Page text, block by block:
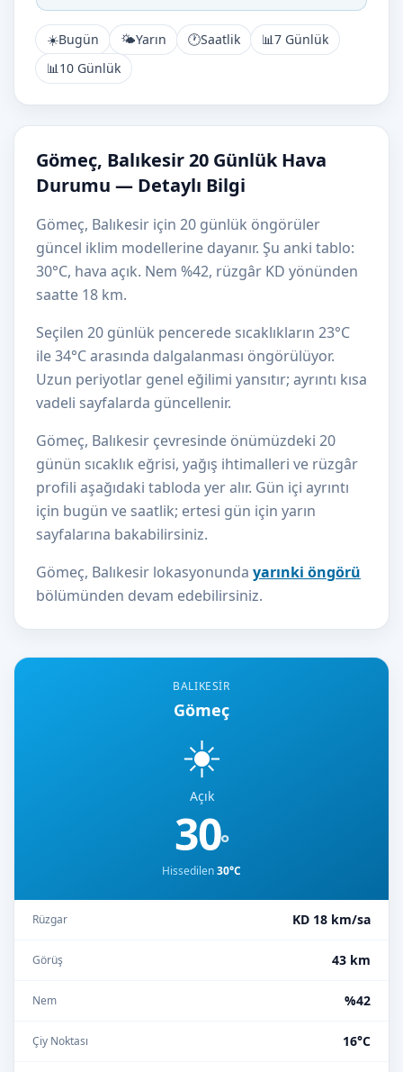
BALIKESIR
Gömeç
☀️
Açık
30°
Hissedilen30°C
Rüzgar KD 18 km/sa
Görüş 43 km
Nem %42
Çiy Noktası 16°C
☀️Bugün 🌤️Yarın 🕐Saatlik 📊7 Günlük
📊10 Günlük
Gömeç, Balıkesir 20 Günlük Hava
Durumu — Detaylı Bilgi
Gömeç, Balıkesir için 20 günlük öngörüler
güncel iklim modellerine dayanır. Şu anki tablo:
30°C, hava açık. Nem %42, rüzgâr KD yönünden
saatte 18 km.
Seçilen 20 günlük pencerede sıcaklıkların 23°C
ile 34°C arasında dalgalanması öngörülüyor.
Uzun periyotlar genel eğilimi yansıtır; ayrıntı kısa
vadeli sayfalarda güncellenir.
Gömeç, Balıkesir çevresinde önümüzdeki 20
günün sıcaklık eğrisi, yağış ihtimalleri ve rüzgâr
profili aşağıdaki tabloda yer alır. Gün içi ayrıntı
için bugün ve saatlik; ertesi gün için yarın
sayfalarına bakabilirsiniz.
Gömeç, Balıkesir lokasyonunda yarınki öngörü
bölümünden devam edebilirsiniz.